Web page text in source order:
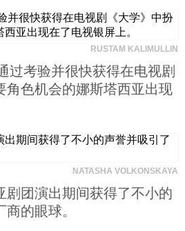
RUSTAM KALIMULLIN
过考验并很快获得在电视剧
角色机会的娜斯塔西亚出现
NATASHA VOLKONSKAYA
剧团演出期间获得了不小的
的眼球。